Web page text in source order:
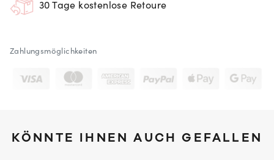
30 Tage kostenlose Retoure
Zahlungsmöglichkeiten
KÖNNTE IHNEN AUCH GEFALLEN